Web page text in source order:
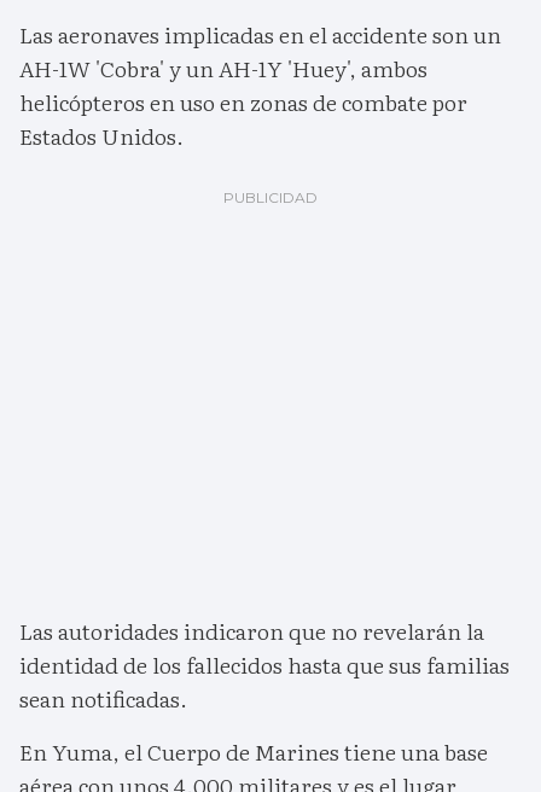
Las aeronaves implicadas en el accidente son un
AH-1W 'Cobra' y un AH-1Y 'Huey', ambos
helicópteros en uso en zonas de combate por
Estados Unidos.
Las autoridades indicaron que no revelarán la
identidad de los fallecidos hasta que sus familias
sean notificadas.
En Yuma, el Cuerpo de Marines tiene una base